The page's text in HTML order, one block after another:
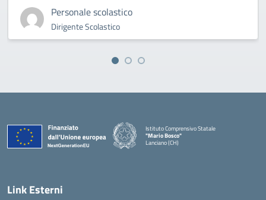
Personale scolastico
Dirigente Scolastico
Istituto Comprensivo Statale
"Mario Bosco"
Lanciano (CH)
Link Esterni